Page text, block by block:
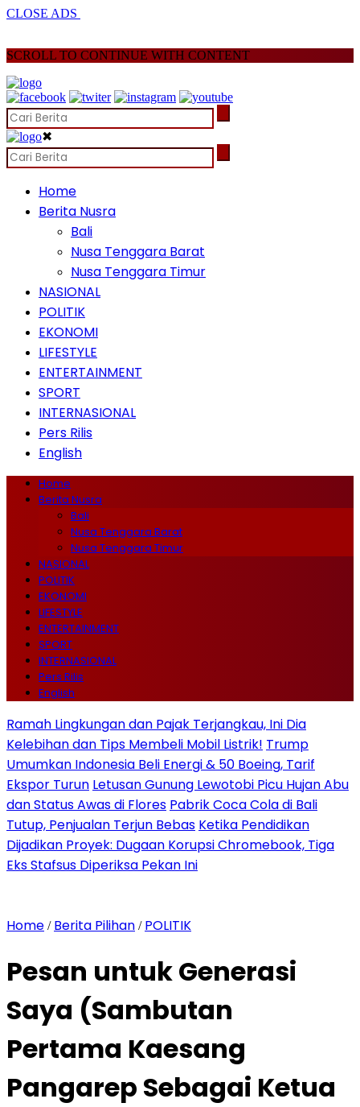
CLOSE ADS
SCROLL TO CONTINUE WITH CONTENT
✖
Home
Berita Nusra
Bali
Nusa Tenggara Barat
Nusa Tenggara Timur
NASIONAL
POLITIK
EKONOMI
LIFESTYLE
ENTERTAINMENT
SPORT
INTERNASIONAL
Pers Rilis
English
Home
Berita Nusra
Bali
Nusa Tenggara Barat
Nusa Tenggara Timur
NASIONAL
POLITIK
EKONOMI
LIFESTYLE
ENTERTAINMENT
SPORT
INTERNASIONAL
Pers Rilis
English
Ramah Lingkungan dan Pajak Terjangkau, Ini Dia
Kelebihan dan Tips Membeli Mobil Listrik! Trump
Umumkan Indonesia Beli Energi & 50 Boeing, Tarif
Ekspor Turun Letusan Gunung Lewotobi Picu Hujan Abu
dan Status Awas di Flores Pabrik Coca Cola di Bali
Tutup, Penjualan Terjun Bebas Ketika Pendidikan
Dijadikan Proyek: Dugaan Korupsi Chromebook, Tiga
Eks Stafsus Diperiksa Pekan Ini
Home / Berita Pilihan / POLITIK
Pesan untuk Generasi
Saya (Sambutan
Pertama Kaesang
Pangarep Sebagai Ketua